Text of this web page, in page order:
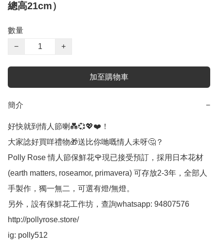
總高21cm）
數量
−
+
加至購物車
簡介 −
好快就到情人節喇💑💞💖❤️！
大家諗好買咩禮物🎁送比你哋嘅情人未呀🤔？
Polly Rose 情人節保鮮花🌹現已接受預訂，採用日本花材
(earth matters, roseamor, primavera) 可存放2-3年，全部人
手製作，獨一無二，可選有燈/無燈。
另外，設有保鮮花工作坊，查詢whatsapp: 94807576
http://pollyrose.store/
ig: polly512